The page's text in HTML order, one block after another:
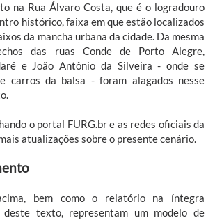
na Rua Álvaro Costa, que é o logradouro
histórico, faixa em que estão localizados
da mancha urbana da cidade. Da mesma
das ruas Conde de Porto Alegre,
e João Antônio da Silveira - onde se
carros da balsa - foram alagados nesse
o portal FURG.br e as redes oficiais da
atualizações sobre o presente cenário.
bem como o relatório na íntegra
texto, representam um modelo de